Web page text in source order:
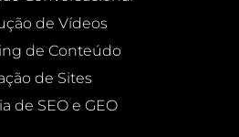
de Vídeos
de Conteúdo
de Sites
de SEO e GEO